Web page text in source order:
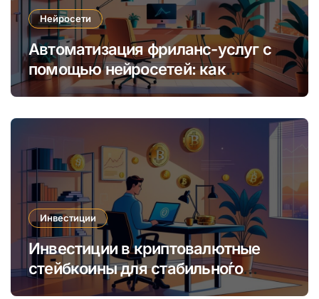
Нейросети
Автоматизация фриланс-услуг с
помощью нейросетей: как
увеличить доход и сократить
Инвестиции
Инвестиции в криптовалютные
стейбкоины для стабильно́го
онлайн-заработка в условиях